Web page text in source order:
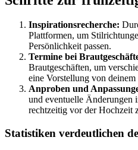
Inspirationsrecherche:
Plattformen, um
Persönlichkeit passen.
Termine bei
Brautgeschäften, um
eine Vorstellung von
Anproben und
und eventuelle Änderungen
rechtzeitig vor der Hochzeit
Statistiken verdeutlichen